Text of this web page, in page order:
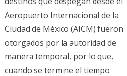
Aeropuerto Internacional de la
Ciudad de México (AICM) fueron
otorgados por la autoridad de
manera temporal, por lo que,
cuando se termine el tiempo